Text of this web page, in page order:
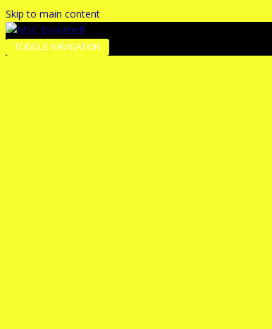
Skip to main content
TOGGLE NAVIGATION